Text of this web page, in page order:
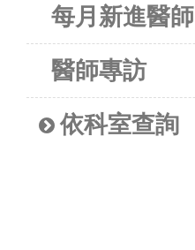
每月新進醫師
醫師專訪
依科室查詢